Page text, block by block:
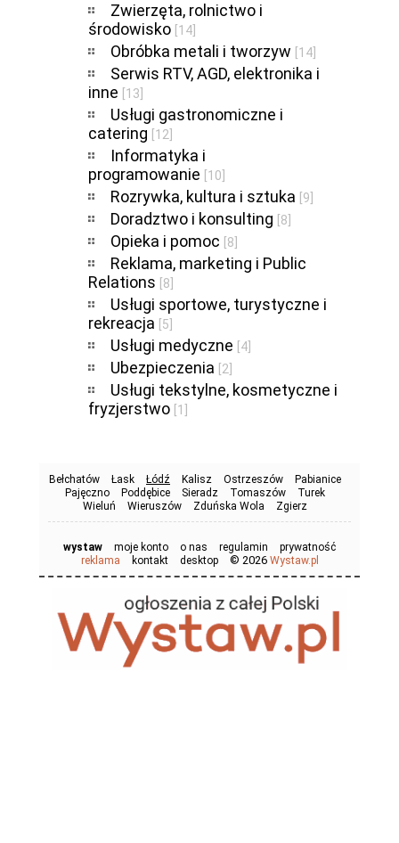
Zwierzęta, rolnictwo i
środowisko [14]
Obróbka metali i tworzyw [14]
Serwis RTV, AGD, elektronika i
inne
[13]
Usługi gastronomiczne i
catering
[12]
Informatyka i
programowanie
[10]
Rozrywka, kultura i sztuka [9]
Doradztwo i konsulting [8]
Opieka i pomoc [8]
Reklama, marketing i Public
Relations
[8]
Usługi sportowe, turystyczne i
rekreacja
[5]
Usługi medyczne [4]
Ubezpieczenia [2]
Usługi tekstylne, kosmetyczne i
fryzjerstwo [1]
Bełchatów Łask Łódź Kalisz Ostrzeszów
Pabianice
Pajęczno
Poddębice Sieradz Tomaszów
Turek
Wieluń
Wieruszów Zduńska Wola Zgierz
wystaw moje konto o nas regulamin
prywatność
reklama
kontakt desktop © 2026 Wystaw.pl